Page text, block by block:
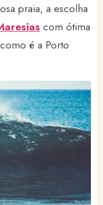
praia, a escolha
com ótima
é a Porto